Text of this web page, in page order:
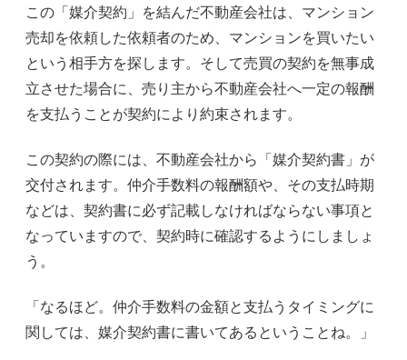
この「媒介契約」を結んだ不動産会社は、マンション
売却を依頼した依頼者のため、マンションを買いたい
という相手方を探します。そして売買の契約を無事成
立させた場合に、売り主から不動産会社へ一定の報酬
を支払うことが契約により約束されます。
この契約の際には、不動産会社から「媒介契約書」が
交付されます。仲介手数料の報酬額や、その支払時期
などは、契約書に必ず記載しなければならない事項と
なっていますので、契約時に確認するようにしましょ
う。
「なるほど。仲介手数料の金額と支払うタイミングに
関しては、媒介契約書に書いてあるということね。」